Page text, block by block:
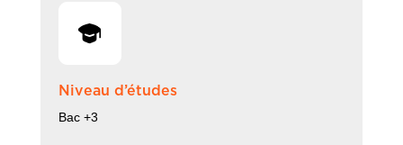
Niveau d’études
Bac +3